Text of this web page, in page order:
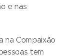
e nas
na Compaixão
tem